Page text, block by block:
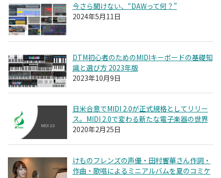
今さら聞けない、“DAWって何？”
2024年5月11日
DTM初心者のためのMIDIキーボードの基礎知
識と選び方 2023年版
2023年10月9日
日米合意でMIDI 2.0が正式規格としてリリー
ス。MIDI 2.0で変わる新たな電子楽器の世界
2020年2月25日
けものフレンズの声優・田村響華さん作詞・
作曲・歌唱によるミニアルバムを夏のコミケ